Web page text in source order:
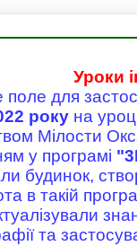
Уроки
поле для
року на
Мілости
у програмі
будинок,
в такій
та